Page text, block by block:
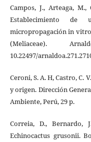
Campos, J., Arteaga, M.,
Establecimiento
micropropagación in
(Meliaceae).
10.22497/
Ceroni, S. A. H, Castro, C.
y origen. Dirección
Ambiente, Perú, 29 p.
Correia, D., Bernardo,
Echinocactus grusonii.